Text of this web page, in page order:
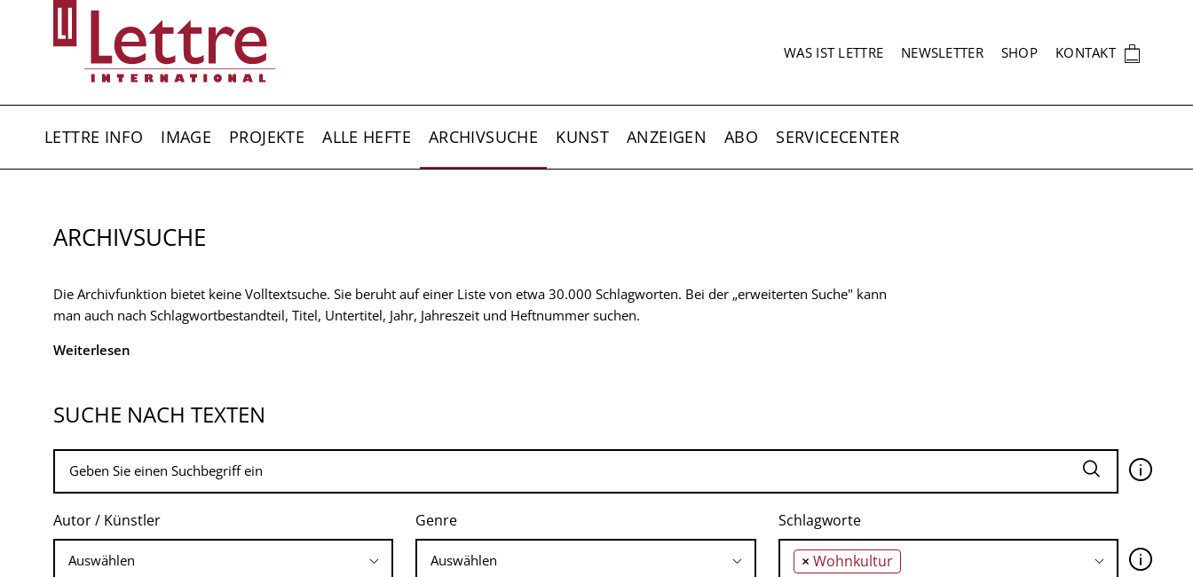
SEKUNDÄRNAVIGATION
WAS IST LETTRE NEWSLETTER SHOP KONTAKT 🛍
LETTRE INFO IMAGE PROJEKTE ALLE HEFTE ARCHIVSUCHE KUNST ANZEIGEN ABO SERVICECENTER
ARCHIVSUCHE
Die Archivfunktion bietet keine Volltextsuche. Sie beruht auf einer Liste von etwa 30.000 Schlagworten. Bei der „erweiterten Suche" kann
man auch nach Schlagwortbestandteil, Titel, Untertitel, Jahr, Jahreszeit und Heftnummer suchen.
Weiterlesen
SUCHE NACH TEXTEN
🛈
Autor / Künstler Genre Schlagworte
× Wohnkultur 🛈